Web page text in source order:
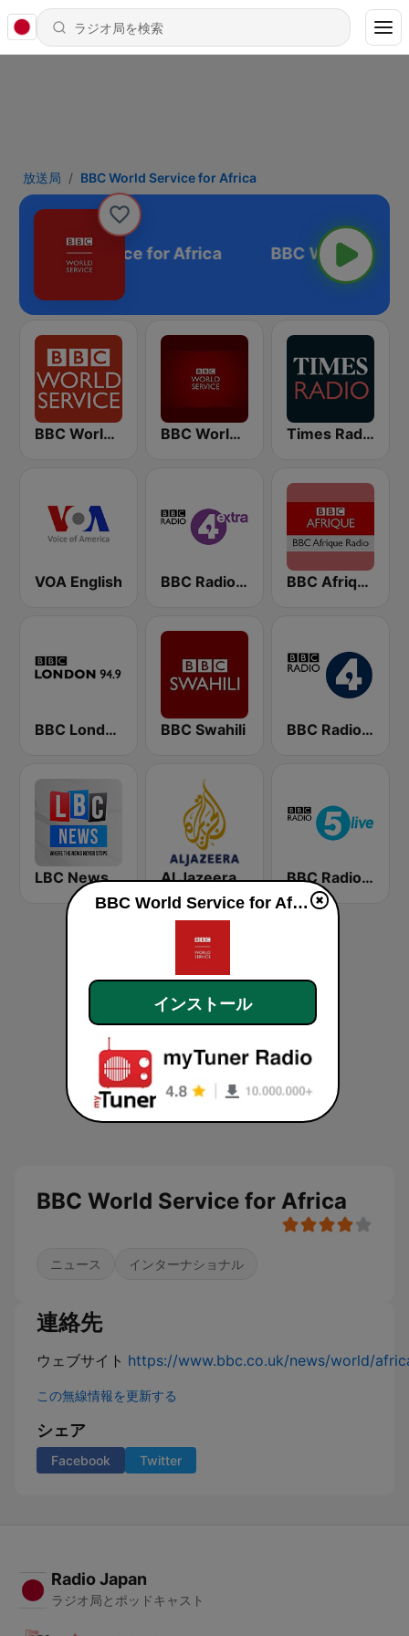
放送局 BBC World Service for Africa
World Service for Africa
BBC World Service BBC World Service Times Radio
VOA English BBC Radio 4 Extra BBC Afrique
BBC London BBC Swahili BBC Radio 4
LBC News Al Jazeera English (قناة الجزيرة) BBC Radio 5 live
BBC World Service for Africa
ニュース インターナショナル
連絡先
ウェブサイト https://www.bbc.co.uk/news/world/
この無線情報を更新する
シェア
Facebook Twitter
Radio Japan
ラジオ局とポッドキャスト
BBC World Service for Africa
インストール